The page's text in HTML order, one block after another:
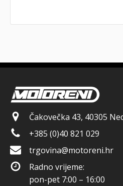
Čakovečka 43, 40305
+385 (0)40 821 029
trgovina@motoreni.hr
Radno vrijeme:
pon-pet 7:00 – 16:00